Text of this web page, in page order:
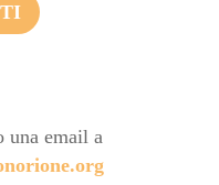
una email a